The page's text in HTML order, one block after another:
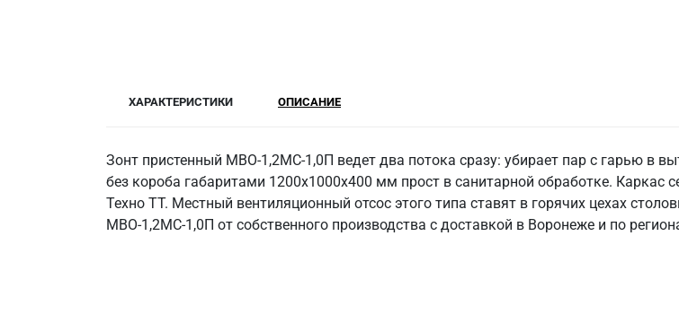
ХАРАКТЕРИСТИКИ ОПИСАНИЕ
Зонт пристенный МВО-1,2МС-1,0П ведет два потока сразу: убирает пар с гарью в
без короба габаритами 1200х1000х400 мм прост в санитарной обработке.
Техно ТТ. Местный вентиляционный отсос этого типа ставят в горячих цехах
МВО-1,2МС-1,0П от собственного производства с доставкой в Воронеже и по